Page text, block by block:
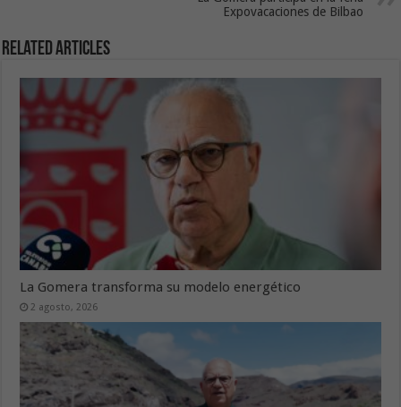
Expovacaciones de Bilbao
Related Articles
La Gomera transforma su modelo energético
2 agosto, 2026